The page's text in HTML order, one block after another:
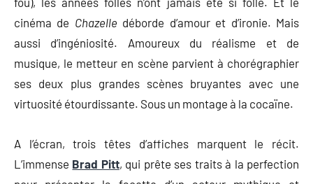
cinéma de Chazelle déborde d’amour et d’ironie. Mais
aussi d’ingéniosité. Amoureux du réalisme et de
musique, le metteur en scène parvient à chorégraphier
ses deux plus grandes scènes bruyantes avec une
virtuosité étourdissante. Sous un montage à la cocaïne.
A l’écran, trois têtes d’affiches marquent le récit.
L’immense Brad Pitt, qui prête ses traits à la perfection